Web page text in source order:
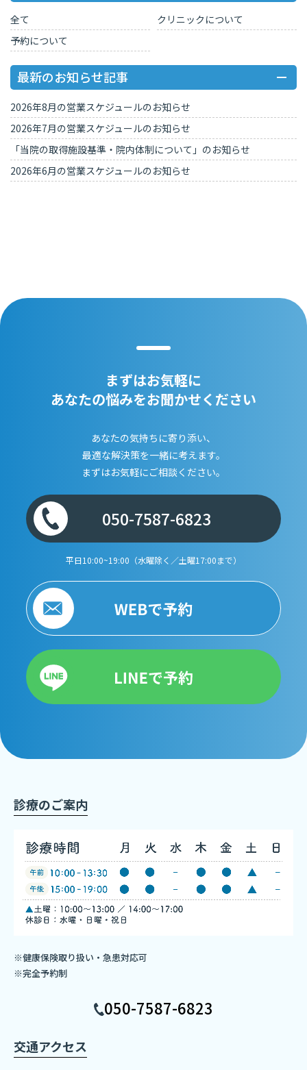
全て
クリニックについて
予約について
最新のお知らせ記事
2026年8月の営業スケジュールのお知らせ
2026年7月の営業スケジュールのお知らせ
「当院の取得施設基準・院内体制について」のお知らせ
2026年6月の営業スケジュールのお知らせ
まずはお気軽に
あなたの悩みをお聞かせください
あなたの気持ちに寄り添い、
最適な解決策を一緒に考えます。
まずはお気軽にご相談ください。
050-7587-6823
平日10:00~19:00（水曜除く／土曜17:00まで）
交通アクセス
診療のご案内
※健康保険取り扱い・急患対応可
※完全予約制
050-7587-6823